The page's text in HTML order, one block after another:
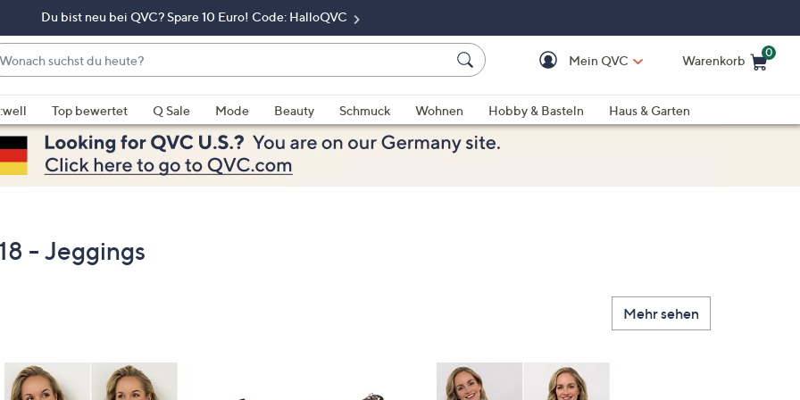
Du bist neu bei QVC? Spare 10 Euro! Code: HalloQVC
Mein QVC Warenkorb
0
Top bewertet Q Sale Mode Beauty Schmuck Wohnen Hobby & Basteln
Haus & Garten
- Jeggings
Mehr sehen